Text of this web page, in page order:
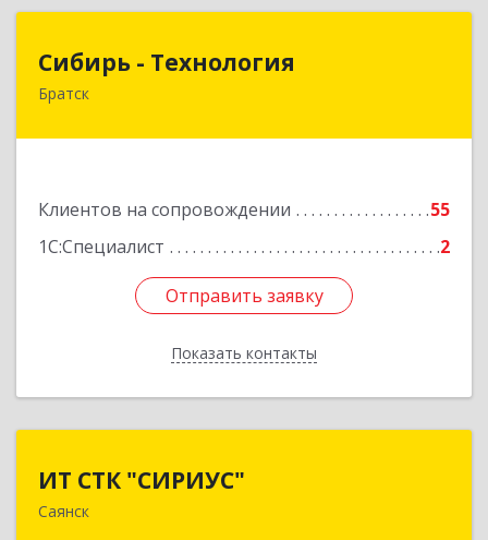
Сибирь - Технология
Братск
Клиентов на сопровождении
55
1С:Специалист
2
Отправить заявку
Показать контакты
Отправить заявку
Назад
ИТ СТК "СИРИУС"
Саянск666303, Иркутская обл, Саянск г, Юбилейный